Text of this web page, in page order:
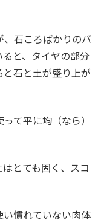
石ころばかりのバ
と、タイヤの部分
石と土が盛り上が
て平に均（なら）
とても固く、スコ
慣れていない肉体